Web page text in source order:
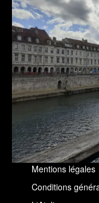
Mentions légales
Conditions